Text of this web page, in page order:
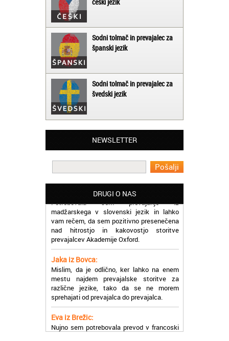
Sodni tolmač in prevajalec za
španski jezik
Sodni tolmač in prevajalec za
švedski jezik
NEWSLETTER
DRUGI O NAS
Oxford, ker so resnično profesionalni in
prevajalske storitve opravljajo hitro in
učinkoviti.
Martina iz Bleda:
Potrebovala sem prevajanje iz
vam rečem, da sem pozitivno presenečena
nad hitrostjo in kakovostjo storitve
prevajalcev Akademije Oxford.
Jaka iz Bovca:
Mislim, da je odlično, ker lahko na enem
mestu najdem prevajalske storitve za
različne jezike, tako da se ne morem
sprehajati od prevajalca do prevajalca.
Eva iz Brežic:
Nujno sem potrebovala prevod v francoski
jezik, na spletu sem našla Oxford, jih